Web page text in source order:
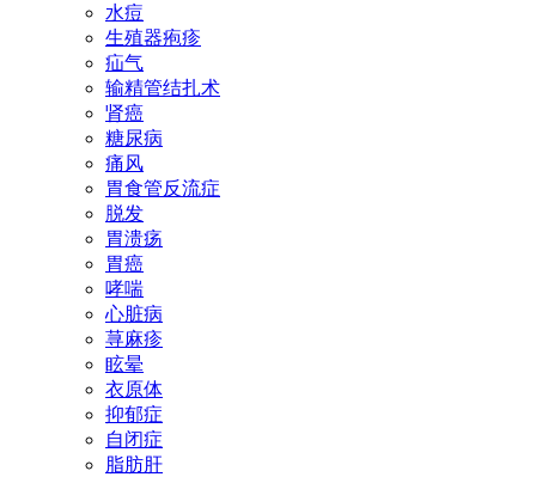
水痘
生殖器疱疹
疝气
输精管结扎术
肾癌
糖尿病
痛风
胃食管反流症
脱发
胃溃疡
胃癌
哮喘
心脏病
荨麻疹
眩晕
衣原体
抑郁症
自闭症
脂肪肝